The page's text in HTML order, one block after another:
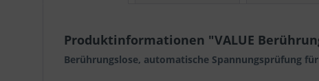
Produktinformationen "VALUE
Berührungslose, automatische Spannungsprüfung